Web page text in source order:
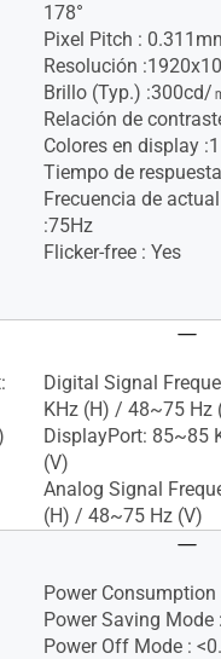
178°
Pixel Pitch :
Resolución
Brillo (Typ.) :300cd/
Relación de
Colores en display
Tiempo de
Frecuencia de
:75Hz
Flicker-free : Yes
Digital Signal
KHz (H) / 48~75
DisplayPort: 85~85
(V)
Analog Signal
(H) / 48~75 Hz (V)
Power Consumption
Power Saving Mode
Power Off Mode :